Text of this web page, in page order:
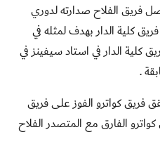
فريق الفلاح صدارته لدوري
كلية الدار بهدف لمثله في
كلية الدار في استاد سيفينز في
.
فريق كواترو الفوز على فريق
الفارق مع المتصدر الفلاح